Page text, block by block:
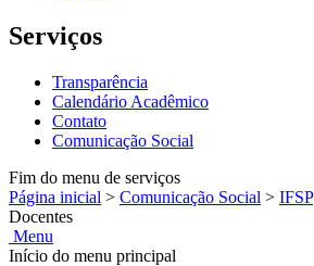
Serviços
Transparência
Calendário Acadêmico
Contato
Comunicação Social
Fim do menu de serviços
Página inicial > Comunicação Social > IFSP
Docentes
Menu
Início do menu principal